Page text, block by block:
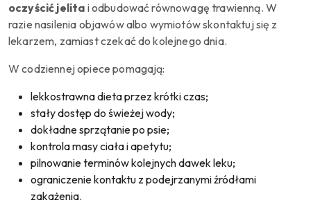
oczyścić jelita i odbudować równowagę trawienną. W
razie nasilenia objawów albo wymiotów skontaktuj się z
lekarzem, zamiast czekać do kolejnego dnia.
W codziennej opiece pomagają:
lekkostrawna dieta przez krótki czas;
stały dostęp do świeżej wody;
dokładne sprzątanie po psie;
kontrola masy ciała i apetytu;
pilnowanie terminów kolejnych dawek leku;
ograniczenie kontaktu z podejrzanymi źródłami
zakażenia.